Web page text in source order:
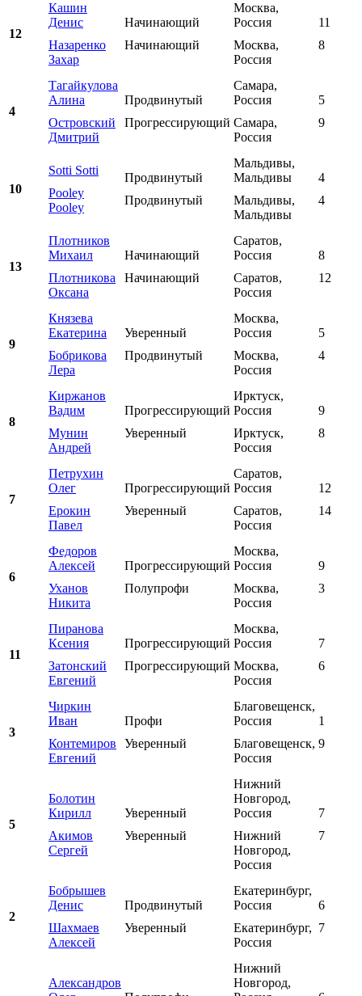
12
Кашин
Денис
Назаренко
Захар
Начинающий
Начинающий
Москва,
Россия
Москва,
Россия
11
8
4
Тагайкулова
Алина
Островский
Дмитрий
Продвинутый
Прогрессирующий
Самара,
Россия
Самара,
Россия
5
9
10
Sotti Sotti
Pooley
Pooley
Продвинутый
Продвинутый
Мальдивы,
Мальдивы
Мальдивы,
Мальдивы
4
4
13
Плотников
Михаил
Плотникова
Оксана
Начинающий
Начинающий
Саратов,
Россия
Саратов,
Россия
8
12
9
Князева
Екатерина
Бобрикова
Лера
Уверенный
Продвинутый
Москва,
Россия
Москва,
Россия
5
4
8
Киржанов
Вадим
Мунин
Андрей
Прогрессирующий
Уверенный
Ирктуск,
Россия
Ирктуск,
Россия
9
8
7
Петрухин
Олег
Ерокин
Павел
Прогрессирующий
Уверенный
Саратов,
Россия
Саратов,
Россия
12
14
6
Федоров
Алексей
Уханов
Никита
Прогрессирующий
Полупрофи
Москва,
Россия
Москва,
Россия
9
3
11
Пиранова
Ксения
Затонский
Евгений
Прогрессирующий
Прогрессирующий
Москва,
Россия
Москва,
Россия
7
6
3
Чиркин
Иван
Контемиров
Евгений
Профи
Уверенный
Благовещенск,
Россия
Благовещенск,
Россия
1
9
5
Болотин
Кирилл
Акимов
Сергей
Уверенный
Уверенный
Нижний
Новгород,
Россия
Нижний
Новгород,
Россия
7
7
2
Бобрышев
Денис
Шахмаев
Алексей
Продвинутый
Уверенный
Екатеринбург,
Россия
Екатеринбург,
Россия
6
7
Александров
Нижний
Новгород,